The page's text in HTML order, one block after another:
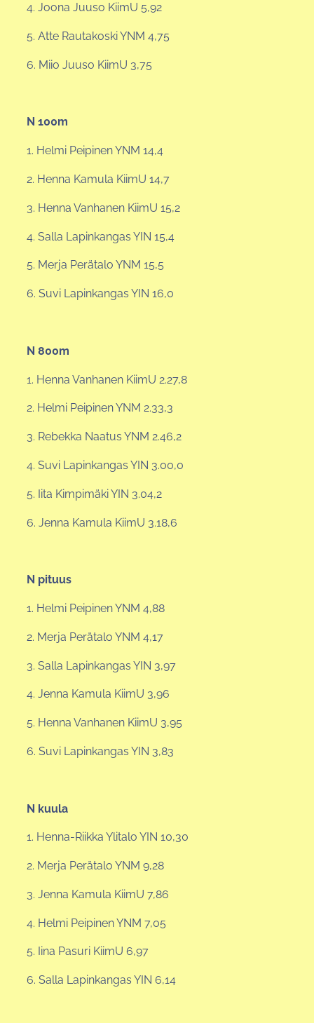
4. Joona Juuso KiimU 5,92
5. Atte Rautakoski YNM 4,75
6. Miio Juuso KiimU 3,75
N 100m
1. Helmi Peipinen YNM 14,4
2. Henna Kamula KiimU 14,7
3. Henna Vanhanen KiimU 15,2
4. Salla Lapinkangas YIN 15,4
5. Merja Perätalo YNM 15,5
6. Suvi Lapinkangas YIN 16,0
N 800m
1. Henna Vanhanen KiimU 2.27,8
2. Helmi Peipinen YNM 2.33,3
3. Rebekka Naatus YNM 2.46,2
4. Suvi Lapinkangas YIN 3.00,0
5. Iita Kimpimäki YIN 3.04,2
6. Jenna Kamula KiimU 3.18,6
N pituus
1. Helmi Peipinen YNM 4,88
2. Merja Perätalo YNM 4,17
3. Salla Lapinkangas YIN 3,97
4. Jenna Kamula KiimU 3,96
5. Henna Vanhanen KiimU 3,95
6. Suvi Lapinkangas YIN 3,83
N kuula
1. Henna-Riikka Ylitalo YIN 10,30
2. Merja Perätalo YNM 9,28
3. Jenna Kamula KiimU 7,86
4. Helmi Peipinen YNM 7,05
5. Iina Pasuri KiimU 6,97
6. Salla Lapinkangas YIN 6,14